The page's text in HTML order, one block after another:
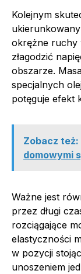
Kolejnym
okrężne ruchy
złagodzić
obszarze.
specjalnych
potęguje efekt
Zobacz też:
domowymi
Ważne jest
przez długi
rozciągające
elastyczności
w pozycji
unoszeniem